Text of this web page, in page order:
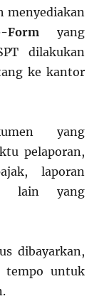
menyediakan
yang
dilakukan
ke kantor
yang
pelaporan,
laporan
lain yang
dibayarkan,
tempo untuk